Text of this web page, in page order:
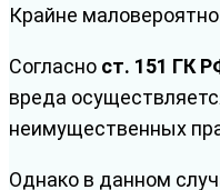
Крайне
Согласно ст. 151 ГК
вреда
неимущественных
Однако в данном